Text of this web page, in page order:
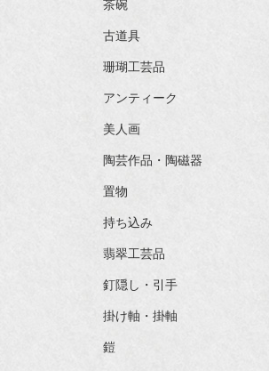
茶碗
古道具
珊瑚工芸品
アンティーク
美人画
陶芸作品・陶磁器
置物
持ち込み
翡翠工芸品
釘隠し・引手
掛け軸・掛軸
鎧